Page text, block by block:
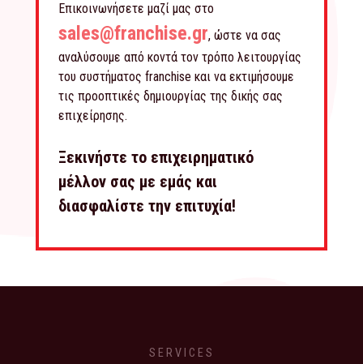
Επικοινωνήσετε μαζί μας στο
sales@franchise.gr, ώστε να σας
αναλύσουμε από κοντά τον τρόπο λειτουργίας
του συστήματος franchise και να εκτιμήσουμε
τις προοπτικές δημιουργίας της δικής σας
επιχείρησης.
Ξεκινήστε το επιχειρηματικό
μέλλον σας με εμάς και
διασφαλίστε την επιτυχία!
SERVICES